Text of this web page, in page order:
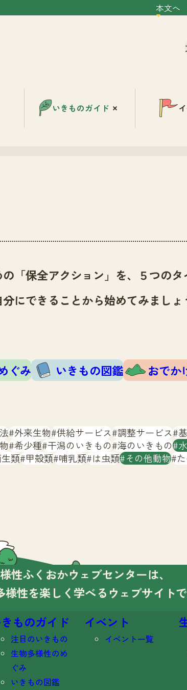
本文へ
いきものガイド
「保全アクション」を、５つのタ
分にできることから始めてみましょ
ぐみ いきもの図鑑 おでか
外来生物 供給サービス 調整サービス
希少種 干潟のいきもの 海のいきもの
類 甲殻類 哺乳類 は虫類 その他動物
性ふくおかウェブセンターは、
様性を楽しく学べる ウェブサイトで
ものガイド
注目のいきもの
生物多様性のめ
ぐみ
いきもの図鑑
イベント
イベント一覧